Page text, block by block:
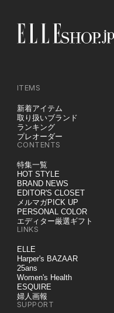
ITEMS
新着アイテム
取り扱いブランド
ランキング
プレオーダー
CONTENTS
特集一覧
HOT STYLE
BRAND NEWS
EDITOR'S CLOSET
メルマガPICK UP
PERSONAL COLOR
エディター厳選ギフト
LINKS
ELLE
Harper's BAZAAR
25ans
Women's Health
ESQUIRE
婦人画報
SUPPORT